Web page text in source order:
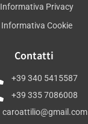
Informativa Privacy
Informativa Cookie
Contatti
+39 340 5415587
+39 335 7086008
caroattilio@gmail.com